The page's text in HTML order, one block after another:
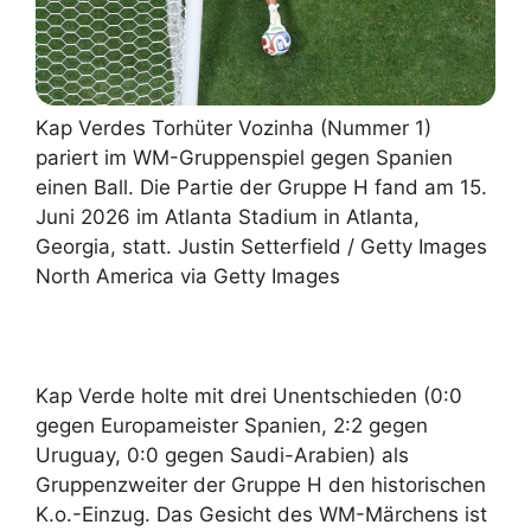
Kap Verdes Torhüter Vozinha (Nummer 1)
pariert im WM-Gruppenspiel gegen Spanien
einen Ball. Die Partie der Gruppe H fand am 15.
Juni 2026 im Atlanta Stadium in Atlanta,
Georgia, statt. Justin Setterfield / Getty Images
North America via Getty Images
Kap Verde holte mit drei Unentschieden (0:0
gegen Europameister Spanien, 2:2 gegen
Uruguay, 0:0 gegen Saudi-Arabien) als
Gruppenzweiter der Gruppe H den historischen
K.o.-Einzug. Das Gesicht des WM-Märchens ist